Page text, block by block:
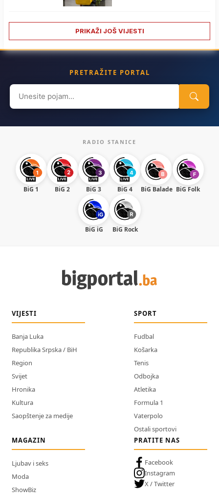
PRIKAŽI JOŠ VIJESTI
PRETRAŽITE PORTAL
Search
for:
RADIO STANICE
BiG 1 BiG 2 BiG 3 BiG 4 BiG Balade BiG Folk
BiG iG BiG Rock
VIJESTI
Banja Luka
Republika Srpska / BiH
Region
Svijet
Hronika
Kultura
Saopštenje za medije
SPORT
Fudbal
Košarka
Tenis
Odbojka
Atletika
Formula 1
Vaterpolo
Ostali sportovi
MAGAZIN
Ljubav i seks
Moda
ShowBiz
PRATITE NAS
Facebook
Instagram
X / Twitter